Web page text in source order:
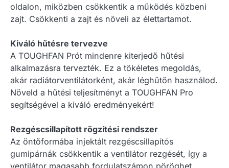
oldalon, miközben csökkentik a működés közbeni
zajt. Csökkenti a zajt és növeli az élettartamot.
Kiváló hűtésre tervezve
A TOUGHFAN Prót mindenre kiterjedő hűtési
alkalmazásra tervezték. Ez a tökéletes megoldás,
akár radiátorventilátorként, akár léghűtőn használod.
Növeld a hűtési teljesítményt a TOUGHFAN Pro
segítségével a kiváló eredményekért!
Rezgéscsillapított rögzítési rendszer
Az öntőformába injektált rezgéscsillapítós
gumipárnák csökkentik a ventilátor rezgését, így a
ventilátor magasabb fordulatszámon pöröghet,